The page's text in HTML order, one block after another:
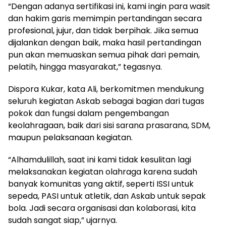
“Dengan adanya sertifikasi ini, kami ingin para wasit
dan hakim garis memimpin pertandingan secara
profesional, jujur, dan tidak berpihak. Jika semua
dijalankan dengan baik, maka hasil pertandingan
pun akan memuaskan semua pihak dari pemain,
pelatih, hingga masyarakat,” tegasnya.
Dispora Kukar, kata Ali, berkomitmen mendukung
seluruh kegiatan Askab sebagai bagian dari tugas
pokok dan fungsi dalam pengembangan
keolahragaan, baik dari sisi sarana prasarana, SDM,
maupun pelaksanaan kegiatan.
“Alhamdulillah, saat ini kami tidak kesulitan lagi
melaksanakan kegiatan olahraga karena sudah
banyak komunitas yang aktif, seperti ISSI untuk
sepeda, PASI untuk atletik, dan Askab untuk sepak
bola. Jadi secara organisasi dan kolaborasi, kita
sudah sangat siap,” ujarnya.